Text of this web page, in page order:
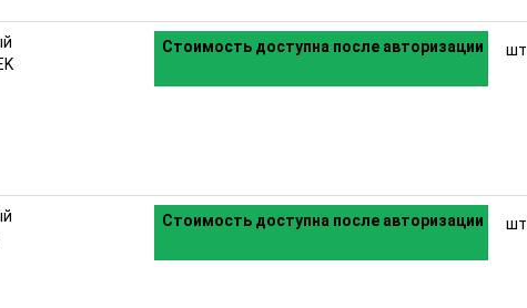
Стоимость доступна после авторизации шт.
Стоимость доступна после авторизации шт.